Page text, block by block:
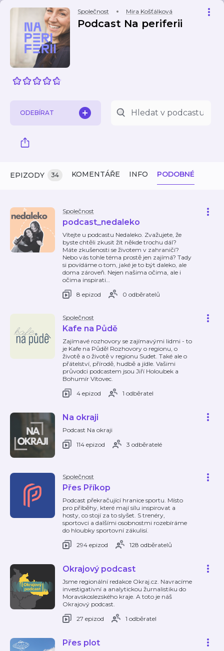
Společnost Mira Košťálková
Podcast Na periferii
ODEBÍRAT
EPIZODY 34 KOMENTÁŘE INFO PODOBNÉ
Společnost
podcast_nedaleko
Vítejte u podcastu Nedaleko. Zvažujete, že
byste chtěli zkusit žít někde trochu dál?
Máte zkušenosti se životem v zahraničí?
Nebo vás tohle téma prostě jen zajímá? Tady
si povídáme o tom, jaké je to být daleko, ale
doma zároveň. Nejen našima očima, ale i
očima inspirati…
8 epizod
0 odběratelů
Společnost
Kafe na Půdě
Zajímavé rozhovory se zajímavými lidmi - to
je Kafe na Půdě! Rozhovory o regionu, o
životě a o životě v regionu Sudet. Také ale o
přátelství, přírodě, hudbě a jídle. Vašimi
průvodci podcastem jsou Jiří Holoubek a
Bohumír Vítovec.
4 epizod
1 odběratel
Na okraji
Podcast Na okraji
114 epizod
3 odběratelé
Společnost
Přes Příkop
Podcast překračující hranice sportu. Místo
pro příběhy, které mají sílu inspirovat a
hosty, co stojí za to slyšet. S trenéry,
sportovci a dalšími osobnostmi rozebíráme
do hloubky sportovní zákulisí.
294 epizod
128 odběratelů
Okrajový podcast
Jsme regionální redakce Okraj.cz. Navracíme
investigativní a analytickou žurnalistiku do
Moravskoslezského kraje. A toto je náš
Okrajový podcast.
27 epizod
1 odběratel
Přes plot